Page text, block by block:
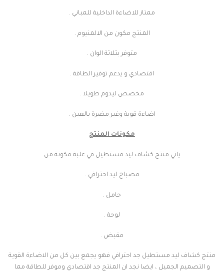
ممتاز للاضاءة الداخلية للمباني .
المنتج مكون من الالمنيوم .
متوفر بثلاثة الوان .
اقتصادي و يدعم توفير الطاقة .
مخصص ليدوم طويلا .
اضاءة قوية وغير مضرة بالعين .
مكونات المنتج
ياتي منتج كشاف ليد مستطيل في علبة مكونة من
مصباح ليد احترافي .
حامل .
لوحة .
مقبض .
منتج كشاف ليد مستطيل جد احترافي فهو يجمع بين كل من الاضاءة القوية
و التصميم الجميل ، ايضا نجد ان المنتج جد اقتصادي وموفر للطاقة مما